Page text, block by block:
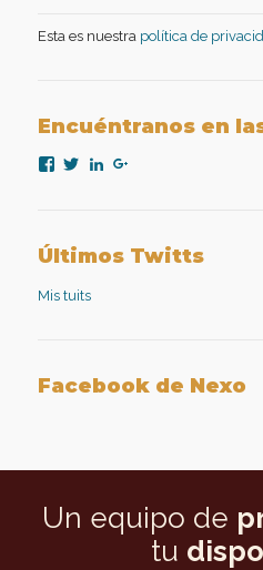
Esta es nuestra política de
Encuéntranos en
Ver
Facebook
Ver
Twitter
Ver
aplicadaGoogle+
Últimos Twitts
Mis tuits
Facebook de Nexo
Un equipo de
tu